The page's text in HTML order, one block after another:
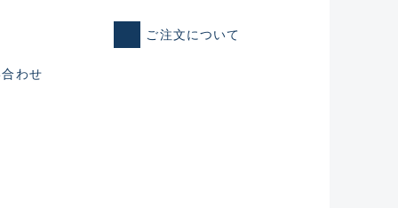
れた未使用
ご注文について
わせ